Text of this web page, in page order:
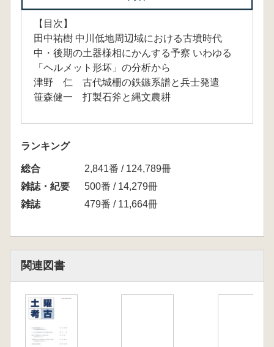
【目次】
田中祐樹 中川低地周辺域における古墳時代
中・後期の土器様相にかんする予察 いわゆる
「ヘルメット形坏」の分析から
津野 仁 古代城柵の鉄鏃系譜と兵士発遣
笹森健一 打製石斧と縄文農耕
ランキング
総合
2,841番 / 124,789冊
雑誌・紀要
500番 / 14,279冊
雑誌
479番 / 11,664冊
関連図書